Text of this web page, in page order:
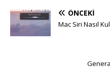
ÖNCEKI
Mac Siri Nasıl